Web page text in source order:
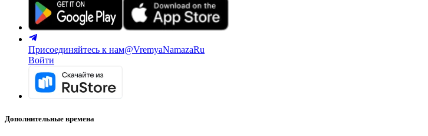
Присоединяйтесь к нам@VremyaNamazaRu
Войти
Дополнительные времена